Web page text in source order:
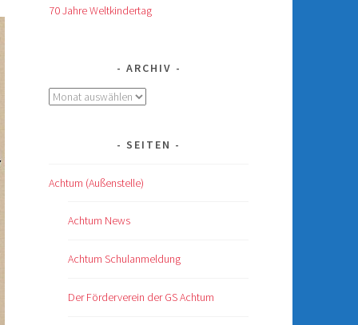
70 Jahre Weltkindertag
ARCHIV
Archiv
SEITEN
Achtum (Außenstelle)
Achtum News
Achtum Schulanmeldung
Der Förderverein der GS Achtum